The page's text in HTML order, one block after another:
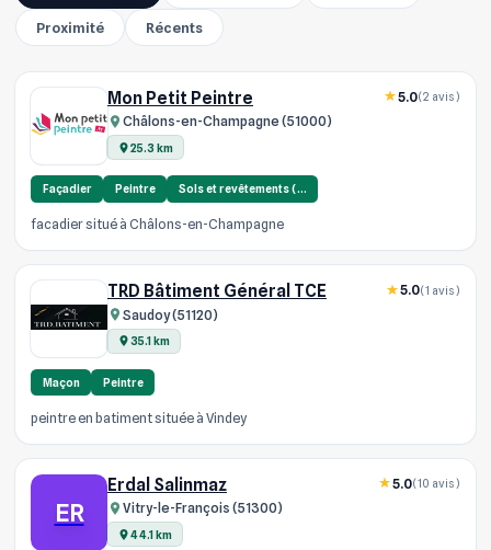
Proximité Récents
Mon Petit Peintre
Châlons-en-Champagne (51000)
25.3 km
5.0(2 avis)
Façadier Peintre Sols et revêtements (…
facadier situé à Châlons-en-Champagne
TRD Bâtiment Général TCE
Saudoy (51120)
35.1 km
5.0(1 avis)
Maçon Peintre
peintre en batiment située à Vindey
ER
Erdal Salinmaz
Vitry-le-François (51300)
44.1 km
5.0(10 avis)